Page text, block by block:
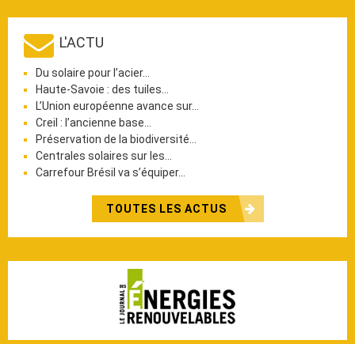
L'ACTU
Du solaire pour l’acier…
Haute-Savoie : des tuiles…
L’Union européenne avance sur…
Creil : l’ancienne base…
Préservation de la biodiversité…
Centrales solaires sur les…
Carrefour Brésil va s’équiper…
TOUTES LES ACTUS